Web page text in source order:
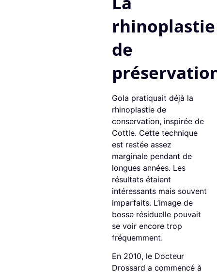
rhinoplastie
de
Gola pratiquait déjà la
rhinoplastie de
conservation, inspirée de
Cottle. Cette technique
est restée assez
marginale pendant de
longues années. Les
résultats étaient
intéressants mais souvent
imparfaits. L’image de
bosse résiduelle pouvait
se voir encore trop
fréquemment.
En 2010, le Docteur
Drossard a commencé à